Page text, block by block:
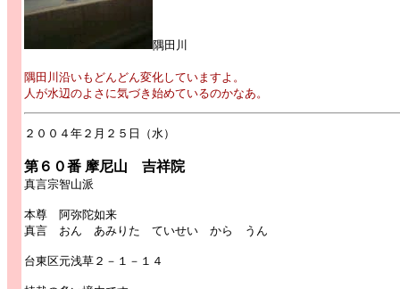
隅田川
隅田川沿いもどんどん変化していますよ。
人が水辺のよさに気づき始めているのかなあ。
２００４年２月２５日（水）
第６０番 摩尼山 吉祥院
真言宗智山派
本尊 阿弥陀如来
真言 おん あみりた ていせい から うん
台東区元浅草２－１－１４